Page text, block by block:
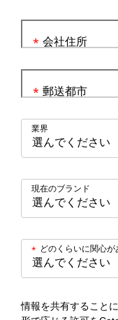
会社住所
*
郵送都市
*
業界
現在のブランド
どのくらいに関心が
*
情報を共有すること